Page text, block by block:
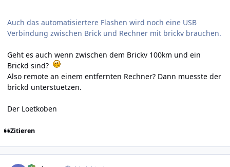
Auch das automatisiertere Flashen wird noch eine USB
Verbindung zwischen Brick und Rechner mit brickv brauchen.
Geht es auch wenn zwischen dem Brickv 100km und ein
Brickd sind?
Also remote an einem entfernten Rechner? Dann muesste der
brickd unterstuetzen.
Der Loetkoben
Zitieren